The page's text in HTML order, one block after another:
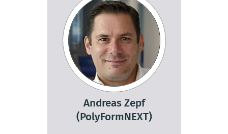
Andreas Zepf
(PolyFormNEXT)